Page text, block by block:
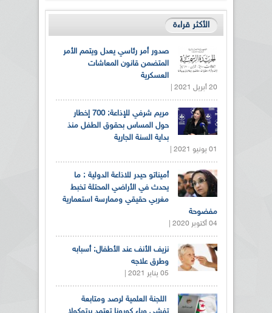
الأكثر قراءة
صدور أمر رئاسي يعدل ويتمم الأمر
المتضمن قانون المعاشات
العسكرية
20 أبريل 2021 |
مريم شرفي للإذاعة: 700 إخطار
حول المساس بحقوق الطفل منذ
بداية السنة الجارية
01 يونيو 2021 |
أميناتو حيدر للاذاعة الدولية : ما
يحدث في الأراضي المحتلة تخبط
مغربي حقيقي وممارسة استعمارية
مفضوحة
04 أكتوبر 2020 |
نزيف الأنف عند الأطفال: أسبابه
وطرق علاجه
05 يناير 2021 |
اللجنة العلمية لرصد ومتابعة